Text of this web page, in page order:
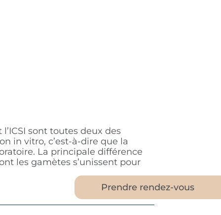
sont toutes deux des
in vitro, c’est-à-dire que la
La principale différence
les gamètes s’unissent pour
Prendre rendez-vous